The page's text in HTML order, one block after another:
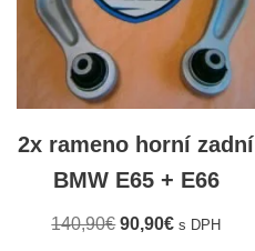
2x rameno horní zadní
BMW E65 + E66
140,90€ 90,90€ s DPH